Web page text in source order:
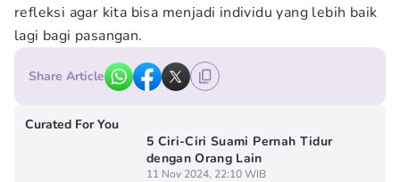
refleksi agar kita bisa menjadi individu yang lebih baik
lagi bagi pasangan.
Share Article
Curated For You
5 Ciri-Ciri Suami Pernah Tidur
dengan Orang Lain
11 Nov 2024, 22:10 WIB